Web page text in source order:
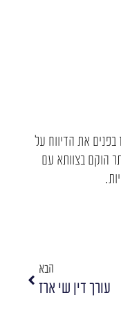
את הדיווח על
פוטבול בדצמבר 2021. האתר הוקם בצוותא עם
הבא
עורך דין שי ארז